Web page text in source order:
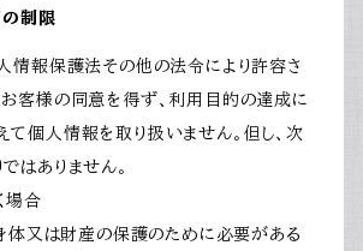
制限
情報保護法その他の法令により許容さ
客様の同意を得ず、利用目的の達成に
個人情報を取り扱いません。但し、次
はありません。
場合
身体又は財産の保護のために必要がある